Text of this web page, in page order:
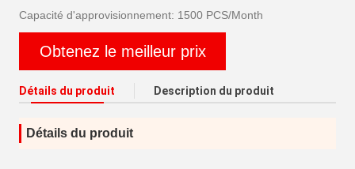
Capacité d'approvisionnement: 1500 PCS/Month
Obtenez le meilleur prix
Détails du produit Description du produit
Détails du produit